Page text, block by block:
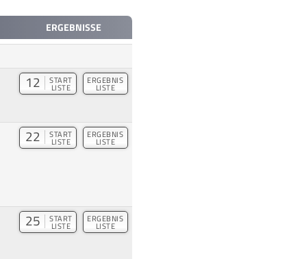
ERGEBNISSE
12 START
LISTE
ERGEBNIS
LISTE
22 START
LISTE
ERGEBNIS
LISTE
25 START
LISTE
ERGEBNIS
LISTE